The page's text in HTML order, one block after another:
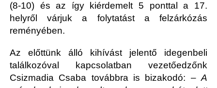
(8-10) és az így kiérdemelt 5 ponttal a 17.
helyről várjuk a folytatást a felzárkózás
reményében.
Az előttünk álló kihívást jelentő idegenbeli
találkozóval kapcsolatban vezetőedzőnk
Csizmadia Csaba továbbra is bizakodó: –A